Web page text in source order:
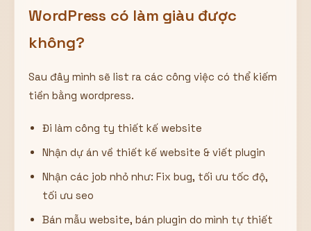
WordPress có làm giàu được
không?
Sau đây mình sẽ list ra các công việc có thể kiếm
tiền bằng wordpress.
Đi làm công ty thiết kế website
Nhận dự án về thiết kế website & viết plugin
Nhận các job nhỏ như: Fix bug, tối ưu tốc độ,
tối ưu seo
Bán mẫu website, bán plugin do mình tự thiết